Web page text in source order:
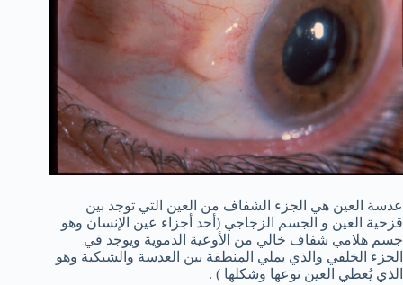
عدسة العين هي الجزء الشفاف من العين التي توجد بين
قزحية العين و الجسم الزجاجي (أحد أجزاء عين الإنسان وهو
جسم هلامي شفاف خالي من الأوعية الدموية ويوجد في
الجزء الخلفي والذي يملي المنطقة بين العدسة والشبكية وهو
الذي يُعطي العين نوعها وشكلها ) .